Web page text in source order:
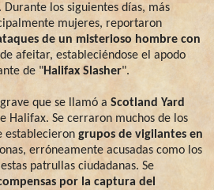
Durante los siguientes días, más
mujeres, reportaron
de un misterioso hombre con
afeitar, estableciéndose el apodo
de "Halifax Slasher".
que se llamó a Scotland Yard
Halifax. Se cerraron muchos de los
establecieron grupos de vigilantes en
erróneamente acusadas como los
patrullas ciudadanas. Se
por la captura del